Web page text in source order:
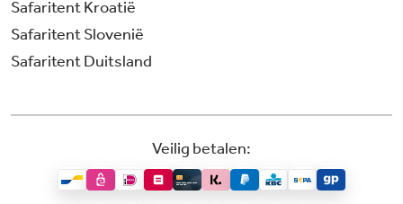
Safaritent Kroatië
Safaritent Slovenië
Safaritent Duitsland
Veilig betalen: